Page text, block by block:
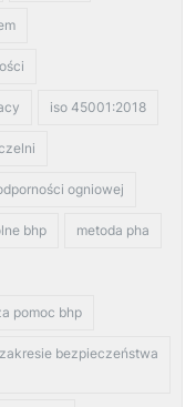
iso 45001:2018
ogniowej
bhp metoda pha
pomoc bhp
bezpieczeństwa